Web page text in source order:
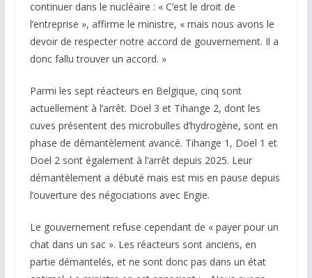
continuer dans le nucléaire : « C’est le droit de
l’entreprise », affirme le ministre, « mais nous avons le
devoir de respecter notre accord de gouvernement. Il a
donc fallu trouver un accord. »
Parmi les sept réacteurs en Belgique, cinq sont
actuellement à l’arrêt. Doel 3 et Tihange 2, dont les
cuves présentent des microbulles d’hydrogène, sont en
phase de démantèlement avancé. Tihange 1, Doel 1 et
Doel 2 sont également à l’arrêt depuis 2025. Leur
démantèlement a débuté mais est mis en pause depuis
l’ouverture des négociations avec Engie.
Le gouvernement refuse cependant de « payer pour un
chat dans un sac ». Les réacteurs sont anciens, en
partie démantelés, et ne sont donc pas dans un état